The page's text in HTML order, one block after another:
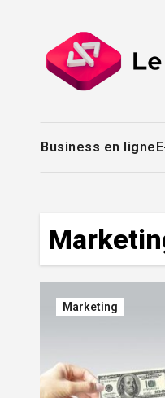
Business en ligne
Marketing